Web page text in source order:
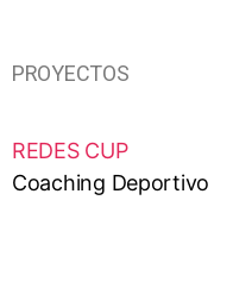
PROYECTOS
REDES CUP
Coaching Deportivo